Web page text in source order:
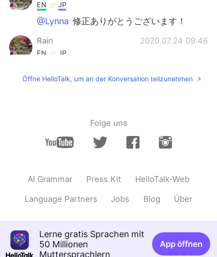
EN JP
@Lynna 修正ありがとうございます！
Rain 2020.07.24 09:46
EN JP
日本語すごいうまいですね！
Tos 2020.07.24 09:27
EN
JP EN
Taka 2020.07.24 09:23
Öffne HelloTalk, um an der Konversation teilzunehmen
Folge uns
AI Grammar Press Kit HelloTalk-Web
Language Partners Jobs Blog Über
Lerne gratis Sprachen mit
50 Millionen
Muttersprachlern
App öffnen